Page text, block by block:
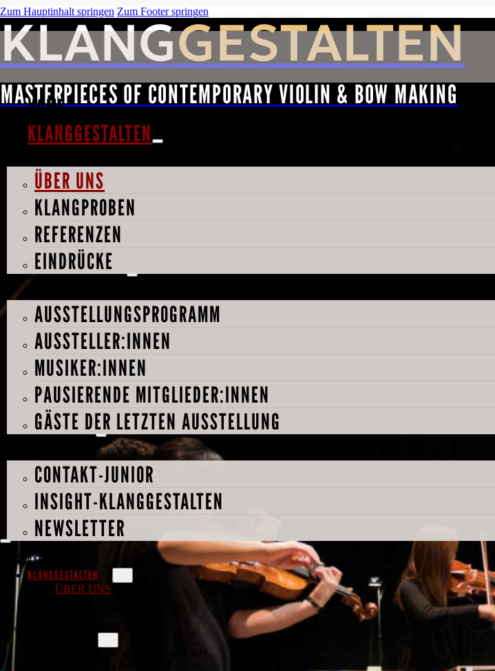
Zum Hauptinhalt springen Zum Footer springen
HOME
KLANGGESTALTEN
ÜBER UNS
KLANGPROBEN
REFERENZEN
EINDRÜCKE
AUSSTELLUNG
AUSSTELLUNGSPROGRAMM
AUSSTELLER:INNEN
MUSIKER:INNEN
PAUSIERENDE MITGLIEDER:INNEN
GÄSTE DER LETZTEN AUSSTELLUNG
PROJEKTE
CONTAKT-JUNIOR
INSIGHT-KLANGGESTALTEN
NEWSLETTER
HOME
KLANGGESTALTEN
ÜBER UNS
AUSSTELLUNGSPROGRAMM
KLANGGESTALTEN
MASTERPIECES OF CONTEMPORARY VIOLIN & BOW MAKING
Über Klanggestalten